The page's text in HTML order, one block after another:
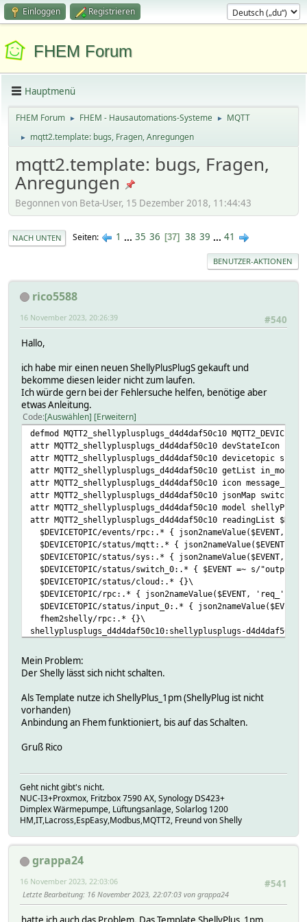
Einloggen Registrieren
FHEM Forum
Hauptmenü
FHEM Forum ► FHEM - Hausautomations-Systeme ► MQTT
► mqtt2.template: bugs, Fragen, Anregungen
mqtt2.template: bugs, Fragen,
Anregungen
Begonnen von Beta-User, 15 Dezember 2018, 11:44:43
NACH UNTEN Seiten 1 ... 35 36 37 38 39 ... 41
BENUTZER-AKTIONEN
rico5588
#540
16 November 2023, 20:26:39
Hallo,
ich habe mir einen neuen ShellyPlusPlugS gekauft und
bekomme diesen leider nicht zum laufen.
Ich würde gern bei der Fehlersuche helfen, benötige aber
etwas Anleitung.
Code Auswählen Erweitern
defmod MQTT2_shellyplusplugs_d4d4daf50c10 MQTT2_DEVICE
attr MQTT2_shellyplusplugs_d4d4daf50c10 devStateIcon
attr MQTT2_shellyplusplugs_d4d4daf50c10 devicetopic
attr MQTT2_shellyplusplugs_d4d4daf50c10 getList
attr MQTT2_shellyplusplugs_d4d4daf50c10 icon
attr MQTT2_shellyplusplugs_d4d4daf50c10 jsonMap
attr MQTT2_shellyplusplugs_d4d4daf50c10 model
attr MQTT2_shellyplusplugs_d4d4daf50c10 readingList
$DEVICETOPIC/events/rpc:.* {
$DEVICETOPIC/status/mqtt:.* { json2nameValue($EVENT,
$DEVICETOPIC/status/sys:.* { json2nameValue($EVENT,
$DEVICETOPIC/status/switch_0:.* { $EVENT =~ s/
$DEVICETOPIC/status/cloud:.* {}\
$DEVICETOPIC/rpc:.* { json2nameValue($EVENT, 'req_',
$DEVICETOPIC/status/input_0:.* {
fhem2shelly/rpc:.* {}\
shellyplusplugs_d4d4daf50c10:shellyplusplugs-
shellyplusplugs_d4d4daf50c10:shellyplusplugs-
shellyplusplugs_d4d4daf50c10:shellyplusplugs-
shellyplusplugs_d4d4daf50c10:shellyplusplugs-
shellyplusplugs_d4d4daf50c10:shellyplusplugs-
shellyplusplugs_d4d4daf50c10:shellyplusplugs-
shellyplusplugs_d4d4daf50c10:shellyplusplugs-
shellyplusplugs_d4d4daf50c10:shellyplusplugs-
shellyplusplugs_d4d4daf50c10:shellyplusplugs-
off:noArg $DEVICETOPIC/rpc
on:noArg $DEVICETOPIC/rpc
on-for-timer $DEVICETOPIC/rpc
off-for-timer $DEVICETOPIC/rpc
x_reboot:noArg $DEVICETOPIC/rpc
x_eco:true,false $DEVICETOPIC/rpc
attr MQTT2_shellyplusplugs_d4d4daf50c10 setStateList
attr MQTT2_shellyplusplugs_d4d4daf50c10 webCmd :
Mein Problem:
Der Shelly lässt sich nicht schalten.
Als Template nutze ich ShellyPlus_1pm (ShellyPlug ist nicht
vorhanden)
Anbindung an Fhem funktioniert, bis auf das Schalten.
Gruß Rico
Geht nicht gibt's nicht.
NUC-I3+Proxmox, Fritzbox 7590 AX, Synology DS423+
Dimplex Wärmepumpe, Lüftungsanlage, Solarlog 1200
HM,IT,Lacross,EspEasy,Modbus,MQTT2, Freund von Shelly
grappa24
#541
16 November 2023, 22:03:06
Letzte Bearbeitung: 16 November 2023, 22:07:03 von grappa24